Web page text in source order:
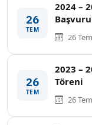
26
TEM
2024 –
26
26
TEM
2023 –
Töreni
26